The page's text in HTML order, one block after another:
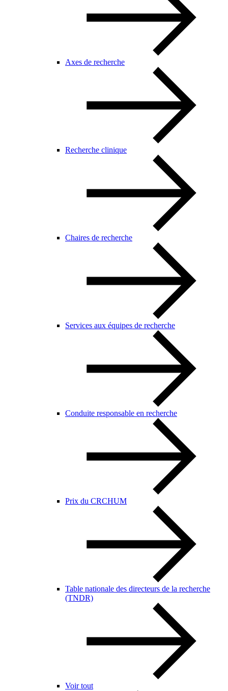
Axes de recherche
Recherche clinique
Chaires de recherche
Services aux équipes de recherche
Conduite responsable en recherche
Prix du CRCHUM
Table nationale des directeurs de la recherche
(TNDR)
Voir tout